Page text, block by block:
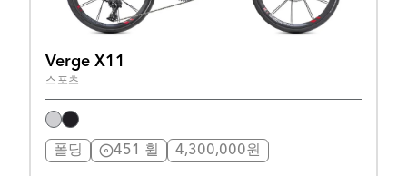
Verge X11
스포츠
폴딩 451 휠 4,300,000원